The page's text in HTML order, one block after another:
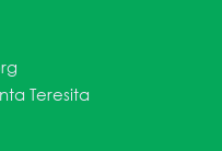
Teresita